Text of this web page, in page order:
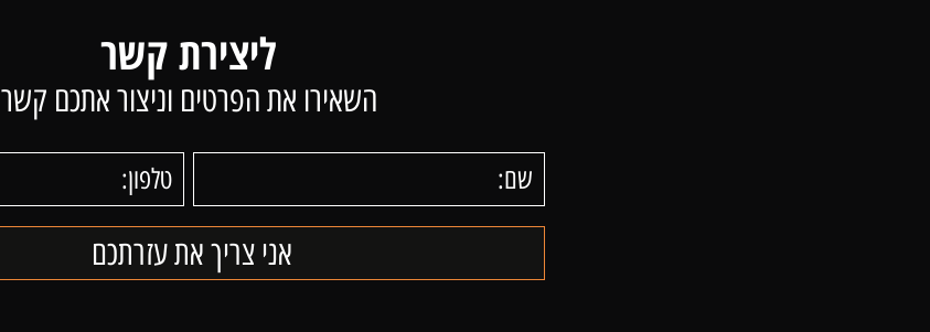
ליצירת קשר
השאירו את הפרטים וניצור אתכם קשר